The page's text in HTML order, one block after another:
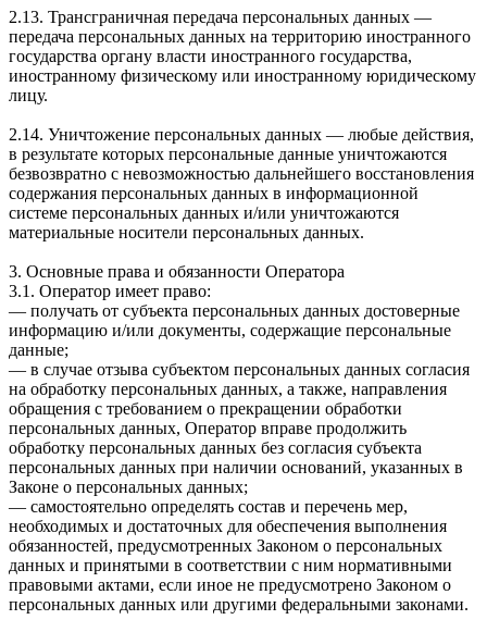
2.13. Трансграничная передача персональных данных —
передача персональных данных на территорию иностранного
государства органу власти иностранного государства,
иностранному физическому или иностранному юридическому
лицу.
2.14. Уничтожение персональных данных — любые действия,
в результате которых персональные данные уничтожаются
безвозвратно с невозможностью дальнейшего восстановления
содержания персональных данных в информационной
системе персональных данных и/или уничтожаются
материальные носители персональных данных.
3. Основные права и обязанности Оператора
3.1. Оператор имеет право:
— получать от субъекта персональных данных достоверные
информацию и/или документы, содержащие персональные
данные;
— в случае отзыва субъектом персональных данных согласия
на обработку персональных данных, а также, направления
обращения с требованием о прекращении обработки
персональных данных, Оператор вправе продолжить
обработку персональных данных без согласия субъекта
персональных данных при наличии оснований, указанных в
Законе о персональных данных;
— самостоятельно определять состав и перечень мер,
необходимых и достаточных для обеспечения выполнения
обязанностей, предусмотренных Законом о персональных
данных и принятыми в соответствии с ним нормативными
правовыми актами, если иное не предусмотрено Законом о
персональных данных или другими федеральными законами.